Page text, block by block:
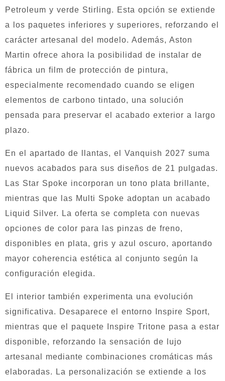
Petroleum y verde Stirling. Esta opción se extiende
a los paquetes inferiores y superiores, reforzando el
carácter artesanal del modelo. Además, Aston
Martin ofrece ahora la posibilidad de instalar de
fábrica un film de protección de pintura,
especialmente recomendado cuando se eligen
elementos de carbono tintado, una solución
pensada para preservar el acabado exterior a largo
plazo.
En el apartado de llantas, el Vanquish 2027 suma
nuevos acabados para sus diseños de 21 pulgadas.
Las Star Spoke incorporan un tono plata brillante,
mientras que las Multi Spoke adoptan un acabado
Liquid Silver. La oferta se completa con nuevas
opciones de color para las pinzas de freno,
disponibles en plata, gris y azul oscuro, aportando
mayor coherencia estética al conjunto según la
configuración elegida.
El interior también experimenta una evolución
significativa. Desaparece el entorno Inspire Sport,
mientras que el paquete Inspire Tritone pasa a estar
disponible, reforzando la sensación de lujo
artesanal mediante combinaciones cromáticas más
elaboradas. La personalización se extiende a los